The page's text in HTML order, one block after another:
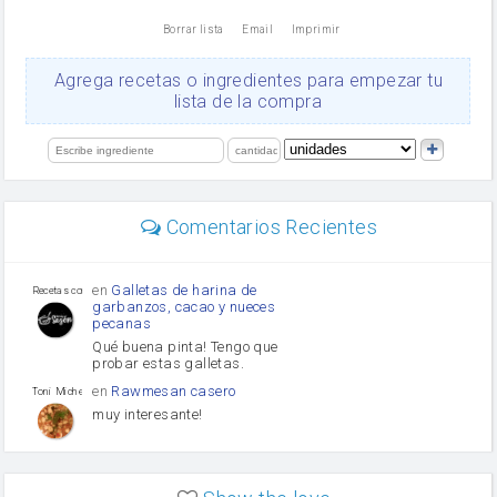
Ajos
Levadura
limón
Borrar lista Email Imprimir
Agrega recetas o ingredientes para empezar tu
lista de la compra
Comentarios Recientes
Recetas con sazon
en Galletas de harina de
garbanzos, cacao y nueces
pecanas
Qué buena pinta! Tengo que
probar estas galletas.
Toni Michel Caubet
en Rawmesan casero
muy interesante!
enLasaña casera fácil y